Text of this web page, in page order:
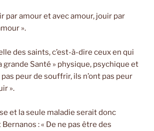
par amour et avec amour, jouir par
».
des saints, c’est-à-dire ceux en qui
grande Santé » physique, psychique et
peur de souffrir, ils n’ont pas peur
».
et la seule maladie serait donc
: « De ne pas être des